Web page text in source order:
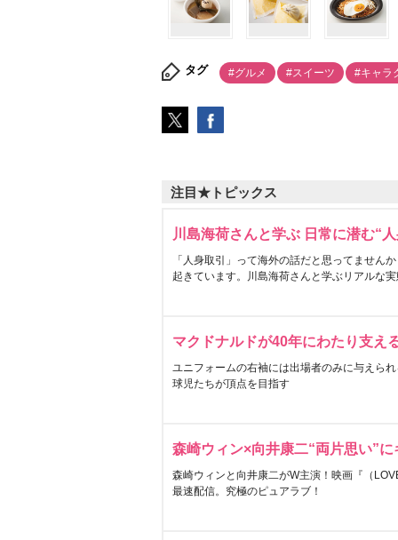
タグ #グルメ #スイーツ #キャラ
注目★トピックス
川島海荷さんと学ぶ 日常に潜む“
「人身取引」って海外の話だと思ってません
起きています。川島海荷さんと学ぶリアルな
マクドナルドが40年にわたり支え
ユニフォームの右袖には出場者のみに与えら
球児たちが頂点を目指す
森崎ウィン×向井康二“両片思い”
森崎ウィンと向井康二がW主演！映画『（
最速配信。究極のピュアラブ！